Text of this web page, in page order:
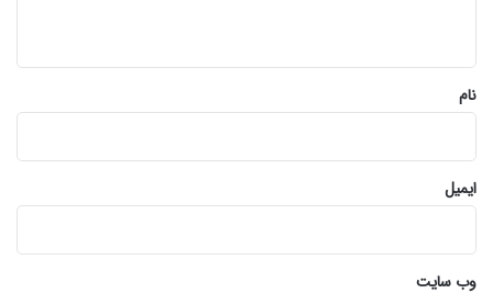
نام
ایمیل
وب‌ سایت